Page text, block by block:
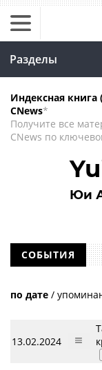
Разделы
Индексная книга
CNews*
Получите все
CNews по
Юи
СОБЫТИЯ
по дате /
13.02.2024